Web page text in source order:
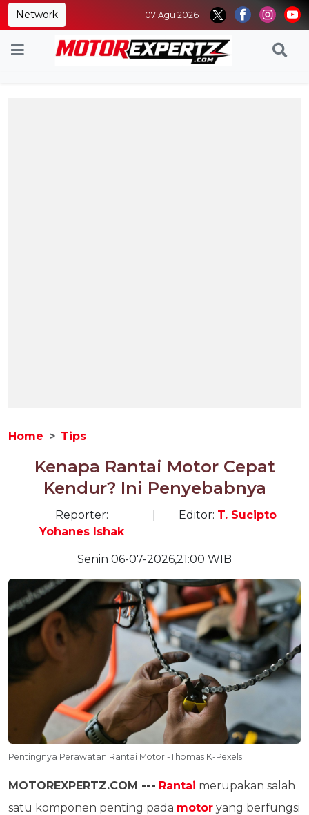
Network 07 Agu 2026
Home Tips
Kenapa Rantai Motor Cepat
Kendur? Ini Penyebabnya
Reporter:
Yohanes Ishak
Editor: T. Sucipto
Senin 06-07-2026,21:00 WIB
Pentingnya Perawatan Rantai Motor -Thomas K-Pexels
MOTOREXPERTZ.COM --- Rantai merupakan salah
satu komponen penting pada motor yang berfungsi